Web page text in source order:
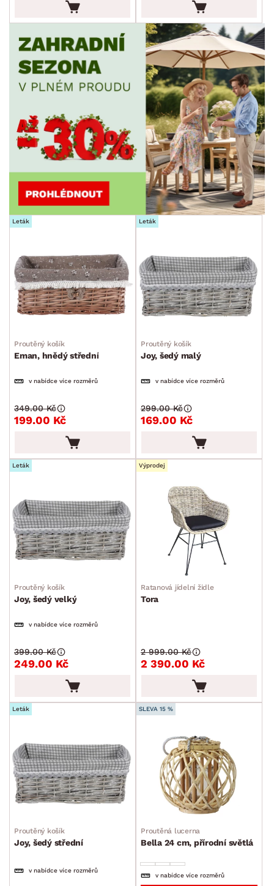
Leták
Proutěný košík
Eman, hnědý střední
v nabídce více rozměrů
199.00 Kč
349.00 Kč
Leták
Proutěný košík
Joy, šedý malý
v nabídce více rozměrů
169.00 Kč
299.00 Kč
Leták
Proutěný košík
Joy, šedý velký
v nabídce více rozměrů
249.00 Kč
399.00 Kč
Výprodej
Ratanová jídelní židle
Tora
2 390.00 Kč
2 999.00 Kč
Leták
Proutěný košík
Joy, šedý střední
v nabídce více rozměrů
SLEVA 15 %
Proutěná lucerna
Bella 24 cm, přírodní světlá
v nabídce více rozměrů